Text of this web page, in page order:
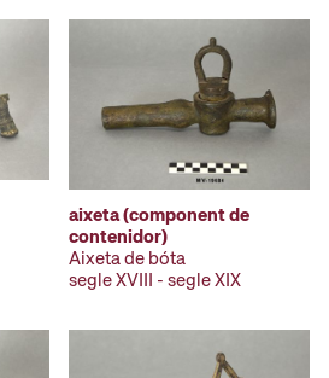
aixeta (component de
contenidor)
Aixeta de bóta
segle XVIII - segle XIX